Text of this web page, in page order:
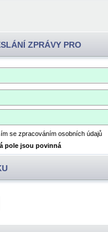
ZPRÁVY PRO
se zpracováním osobních údajů
pole jsou povinná